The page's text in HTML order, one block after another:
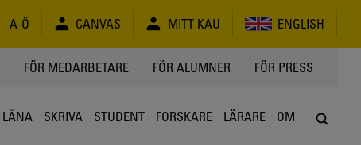
A-Ö CANVAS MITT KAU ENGLISH
FÖR MEDARBETARE FÖR ALUMNER FÖR PRESS
LÅNA SKRIVA STUDENT FORSKARE LÄRARE OM